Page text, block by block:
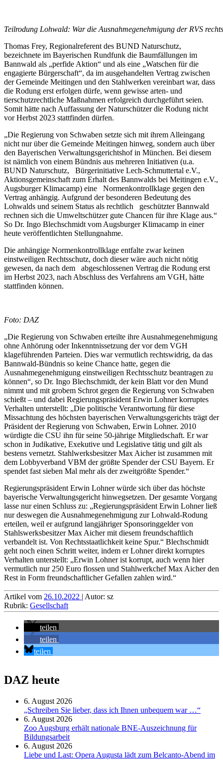
Teilrodung Lohwald: War die Ausnahmegenehmigung der RVS
Thomas Frey, Regionalreferent des BUND Naturschutz,
bezeichnete im Bayerischen Rundfunk die Baumfällungen im
Bannwald als „perfide Aktion“ und als eine „Watschen für die
engagierte Bürgerschaft“, da im ausgehandelten Vertrag zwischen
der Gemeinde Meitingen und den Stahlwerken vereinbart war, dass
die Rodung erst erfolgen dürfe, wenn gewisse arten- und
tierschutzrechtliche Maßnahmen erfolgreich durchgeführt seien.
Somit hätte nach Auffassung der Naturschützer die Rodung nicht
vor Herbst 2023 stattfinden dürfen.
„Die Regierung von Schwaben setzte sich mit ihrem Alleingang
nicht nur über die Gemeinde Meitingen hinweg, sondern auch über
den Bayerischen Verwaltungsgerichtshof in München. Bei diesem
ist nämlich von einem Bündnis aus mehreren Initiativen (u.a.
BUND Naturschutz, Bürgerinitiative Lech-Schmuttertal e.V.,
Aktionsgemeinschaft zum Erhalt des Bannwalds bei Meitingen e.V.,
Augsburger Klimacamp) eine Normenkontrollklage gegen den
Vertrag anhängig. Aufgrund der besonderen Bedeutung des
Lohwalds und seinem Status als rechtlich geschützter Bannwald
rechnen sich die Umweltschützer gute Chancen für ihre Klage aus.“
So Dr. Ingo Blechschmidt vom Augsburger Klimacamp in einer
heute veröffentlichten Stellungnahme.
Die anhängige Normenkontrollklage entfalte zwar keinen
einstweiligen Rechtsschutz, doch dieser wäre auch nicht nötig
gewesen, da nach dem abgeschlossenen Vertrag die Rodung erst
im Herbst 2023, nach Abschluss des Verfahrens am VGH, hätte
stattfinden können.
Foto: DAZ
„Die Regierung von Schwaben erteilte ihre Ausnahmegenehmigung
ohne Anhörung oder Inkenntnissetzung der vor dem VGH
klageführenden Parteien. Dies war vermutlich rechtswidrig, da das
Bannwald-Bündnis so keine Chance hatte, gegen die
Ausnahmegenehmigung einstweiligen Rechtsschutz beantragen zu
können“, so Dr. Ingo Blechschmidt, der kein Blatt vor den Mund
nimmt und mit grobem Schrot gegen die Regierung von Schwaben
schießt – und dabei Regierungspräsident Erwin Lohner korruptes
Verhalten unterstellt: „Die politische Verantwortung für diese
Missachtung des höchsten bayerischen Verwaltungsgerichts trägt der
Präsident der Regierung von Schwaben, Erwin Lohner. 2010
würdigte die CSU ihn für seine 50-jährige Mitgliedschaft. Er war
schon in Judikative, Exekutive und Legislative tätig und gilt als
bestens vernetzt. Stahlwerksbesitzer Max Aicher ist zusammen mit
dem Lobbyverband VBM der größte Spender der CSU Bayern. Er
spendet fast sieben Mal mehr als der zweitgrößte Spender.“
Regierungspräsident Erwin Lohner würde sich über das höchste
bayerische Verwaltungsgericht hinwegsetzen. Der gesamte Vorgang
lasse nur einen Schluss zu: „Regierungspräsident Erwin Lohner ließ
nur deswegen die Ausnahmegenehmigung zur Lohwald-Rodung
erteilen, weil er aufgrund langjähriger Sponsoringgelder von
Stahlswerksbesitzer Max Aicher mit diesem freundschaftlich
verbandelt ist. Von Rechtsstaatlichkeit keine Spur.“ Blechschmidt
geht noch einen Schritt weiter, indem er Lohner direkt korruptes
Verhalten unterstellt: „Erwin Lohner ist korrupt, auch wenn hier
vermutlich nur 250 Euro flossen und Stahlwerkchef Max Aicher den
Rest in Form freundschaftlicher Gefallen zahlen wird.“
Artikel vom 26.10.2022 | Autor: sz
Rubrik: Gesellschaft
teilen
teilen
teilen
DAZ heute
6. August 2026
„Schreiben Sie lieber, dass ich Ihnen unbequem war …“
6. August 2026
Zoo Augsburg erhält nationale BNE-Auszeichnung für
Bildungsarbeit
6. August 2026
Liebe und Last: Opera Augusta lädt zum Belcanto-Abend im